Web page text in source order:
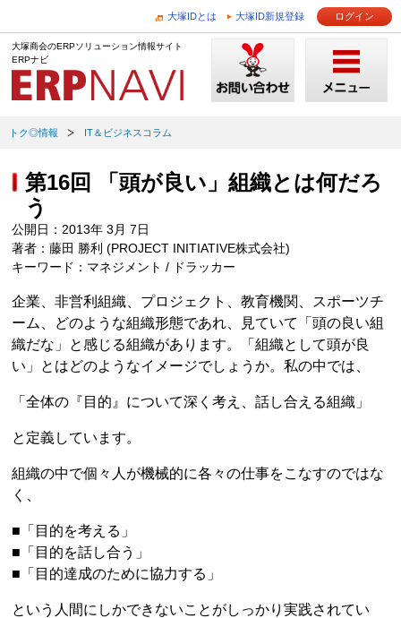
大塚IDとは 大塚ID新規登録 ログイン
大塚商会のERPソリューション情報サイト
ERPナビ
トク◎情報 IT＆ビジネスコラム
第16回 「頭が良い」組織とは何だろ
う
公開日：2013年 3月 7日
著者：藤田 勝利 (PROJECT INITIATIVE株式会社)
キーワード：マネジメント / ドラッカー
企業、非営利組織、プロジェクト、教育機関、スポーツチ
ーム、どのような組織形態であれ、見ていて「頭の良い組
織だな」と感じる組織があります。「組織として頭が良
い」とはどのようなイメージでしょうか。私の中では、
「全体の『目的』について深く考え、話し合える組織」
と定義しています。
組織の中で個々人が機械的に各々の仕事をこなすのではな
く、
■「目的を考える」
■「目的を話し合う」
■「目的達成のために協力する」
という人間にしかできないことがしっかり実践されてい